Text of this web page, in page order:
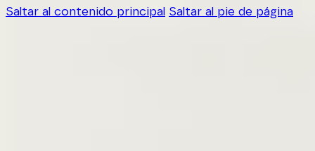
Saltar al contenido principal Saltar al pie de página